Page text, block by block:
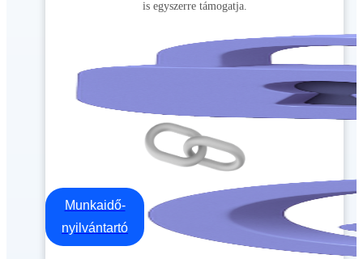
is egyszerre támogatja.
Munkaidő-
nyilvántartó